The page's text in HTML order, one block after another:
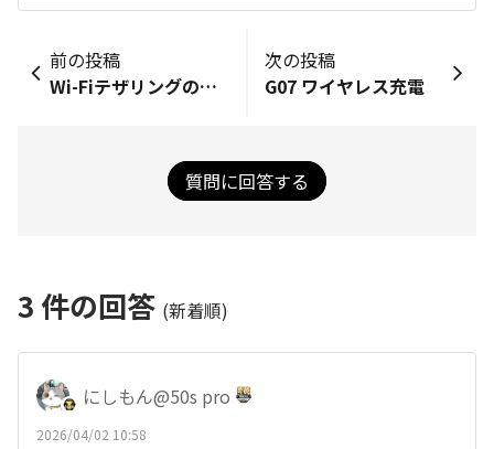
前の投稿
Wi-Fiテザリングの仕様について
次の投稿
G07 ワイヤレス充電
質問に回答する
3 件の回答 (新着順)
にしもん@50s pro
2026/04/02 10:58